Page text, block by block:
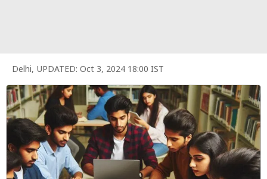
ट्रेंडिंग
बिजनेस
न्यूज
वीडियो
म्यूचुअल
फंड
Delhi, UPDATED: Oct 3, 2024 18:00 IST